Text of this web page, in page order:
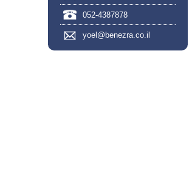
052-4387878
yoel@benezra.co.il